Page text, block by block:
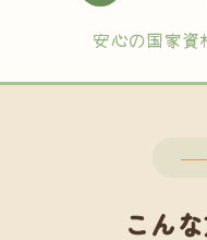
安心の国家資
こん